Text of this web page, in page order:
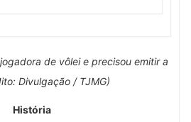
de vôlei e precisou emitir a
Divulgação / TJMG)
História